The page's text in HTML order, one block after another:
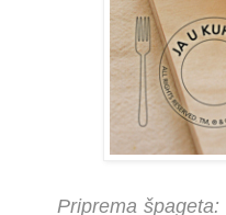
Priprema špageta: